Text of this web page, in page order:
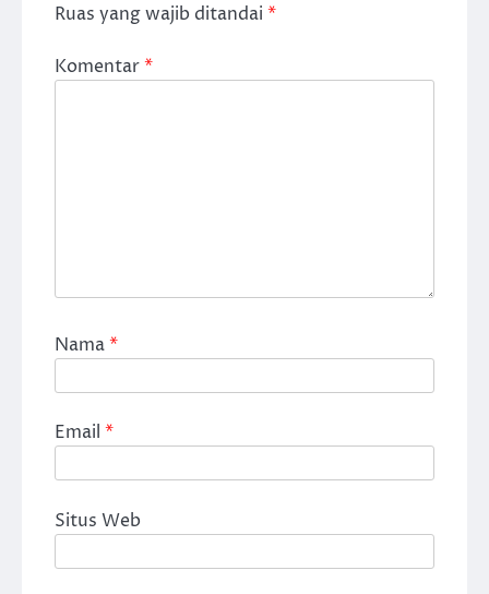
Ruas yang wajib ditandai *
Komentar*
Nama*
Email *
Situs Web